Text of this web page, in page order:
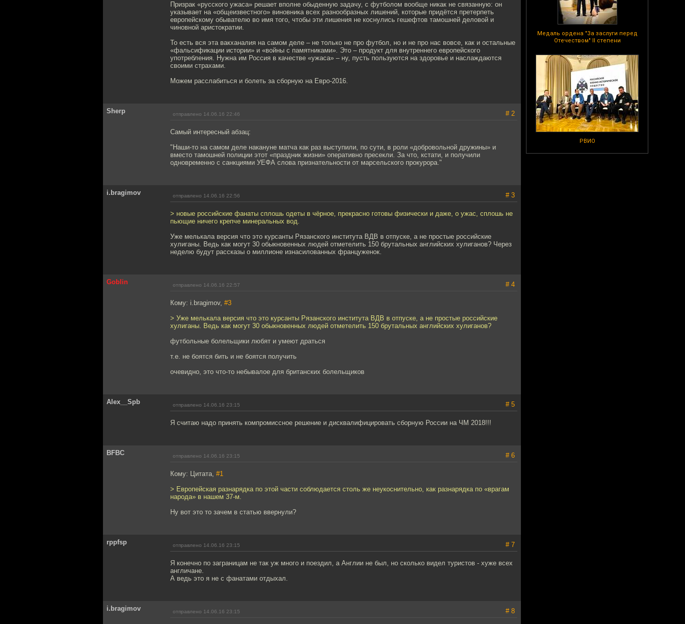
Медаль ордена "За заслуги перед
Отечеством" II степени
РВИО
Призрак «русского ужаса» решает вполне обыденную задачу, с футболом вообще никак не связанную: он
указывает на «общеизвестного» виновника всех разнообразных лишений, которые придётся претерпеть
европейскому обывателю во имя того, чтобы эти лишения не коснулись гешефтов тамошней деловой и
чиновной аристократии.
То есть вся эта вакханалия на самом деле – не только не про футбол, но и не про нас вовсе, как и остальные
«фальсификации истории» и «войны с памятниками». Это – продукт для внутреннего европейского
употребления. Нужна им Россия в качестве «ужаса» – ну, пусть пользуются на здоровье и наслаждаются
своими страхами.
Можем расслабиться и болеть за сборную на Евро-2016.
Sherp отправлено 14.06.16 22:46 # 2
Самый интересный абзац:
"Наши-то на самом деле накануне матча как раз выступили, по сути, в роли «добровольной дружины» и
вместо тамошней полиции этот «праздник жизни» оперативно пресекли. За что, кстати, и получили
одновременно с санкциями УЕФА слова признательности от марсельского прокурора."
i.bragimov отправлено 14.06.16 22:56 # 3
> новые российские фанаты сплошь одеты в чёрное, прекрасно готовы физически и даже, о ужас, сплошь не
пьющие ничего крепче минеральных вод.
Уже мелькала версия что это курсанты Рязанского института ВДВ в отпуске, а не простые российские
хулиганы. Ведь как могут 30 обыкновенных людей отметелить 150 брутальных английских хулиганов? Через
неделю будут рассказы о миллионе изнасилованных француженок.
Goblin отправлено 14.06.16 22:57 # 4
Кому: i.bragimov, #3
> Уже мелькала версия что это курсанты Рязанского института ВДВ в отпуске, а не простые российские
хулиганы. Ведь как могут 30 обыкновенных людей отметелить 150 брутальных английских хулиганов?
футбольные болельщики любят и умеют драться
т.е. не боятся бить и не боятся получить
очевидно, это что-то небывалое для британских болельщиков
Alex__Spb отправлено 14.06.16 23:15 # 5
Я считаю надо принять компромиссное решение и дисквалифицировать сборную России на ЧМ 2018!!!
BFBC отправлено 14.06.16 23:15 # 6
Кому: Цитата, #1
> Европейская разнарядка по этой части соблюдается столь же неукоснительно, как разнарядка по «врагам
народа» в нашем 37-м.
Ну вот это то зачем в статью ввернули?
rppfsp отправлено 14.06.16 23:15 # 7
Я конечно по заграницам не так уж много и поездил, а Англии не был, но сколько видел туристов - хуже всех
англичане.
А ведь это я не с фанатами отдыхал.
i.bragimov отправлено 14.06.16 23:15 # 8